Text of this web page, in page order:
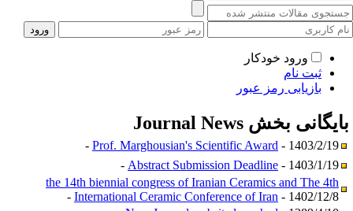
ورود خودکار
ثبت نام
بازیابی رمز عبور
بخشJournal News
Prof. Marghousian's Scientific Award - 1403/2/19 -
Abstract Submission Deadline - 1403/1/19 -
the 14th biennial congress of Iranian Ceramics and The 4th
International Ceramic Conference of Iran - 1402/12/8 -